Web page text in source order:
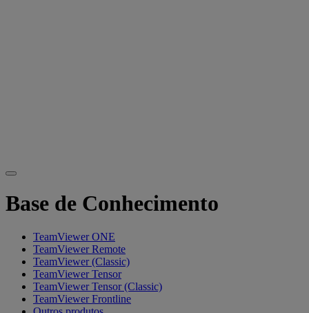
Base de Conhecimento
TeamViewer ONE
TeamViewer Remote
TeamViewer (Classic)
TeamViewer Tensor
TeamViewer Tensor (Classic)
TeamViewer Frontline